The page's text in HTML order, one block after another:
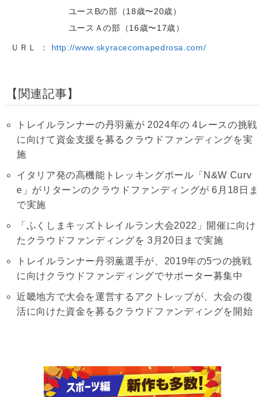
ユースBの部（18歳〜20歳）
ユースＡの部（16歳〜17歳）
ＵＲＬ http://www.skyracecomapedrosa.com/
関連記事
トレイルランナーの丹羽薫が 2024年の 4レースの挑戦
に向けて資金支援を募るクラウドファンディングを実
施
イタリア発の高機能トレッキングポール「N&W Curv
e」がリターンのクラウドファンディングが 6月18日ま
で実施
「ふくしまキッズトレイルラン大会2022」開催に向け
たクラウドファンディングを 3月20日まで実施
トレイルランナー丹羽薫選手が、2019年の5つの挑戦
に向けクラウドファンディングでサポーター募集中
近畿地方で大会を運営するアクトレップが、大会の復
活に向けた資金を募るクラウドファンディングを開始